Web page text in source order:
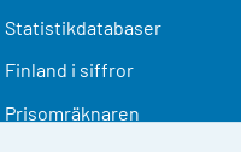
Statistikdatabaser
Finland i siffror
Prisomräknaren